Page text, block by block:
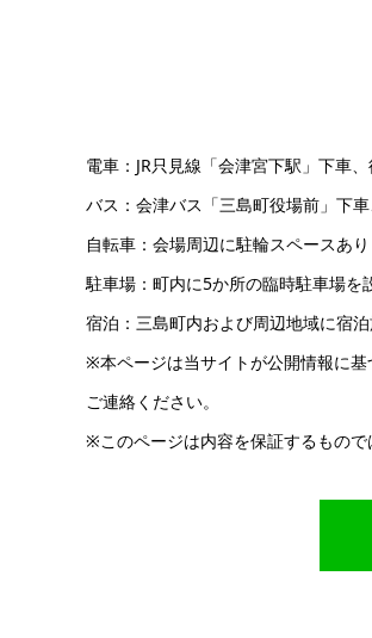
電車：JR只見線「会津宮下駅」下車
バス：会津バス「三島町役場前」下
自転車：会場周辺に駐輪スペースあり
駐車場：町内に5か所の臨時駐車場を
宿泊：三島町内および周辺地域に宿泊
※本ページは当サイトが公開情報に
ご連絡ください。
※このページは内容を保証するもので